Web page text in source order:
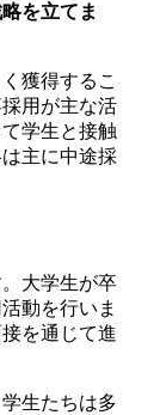
を立てま
獲得するこ
用が主な活
学生と接触
主に中途採
大学生が卒
動を行いま
を通じて進
学生たちは多